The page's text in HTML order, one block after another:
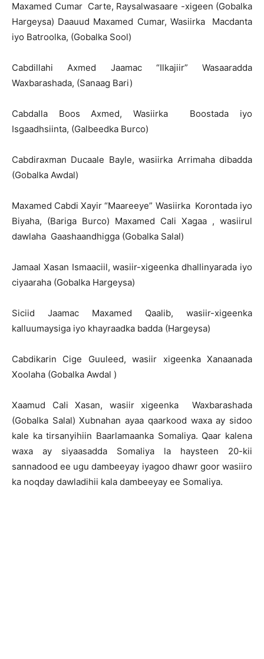
Maxamed Cumar Carte, Raysalwasaare -xigeen (Gobalka
Hargeysa) Daauud Maxamed Cumar, Wasiirka Macdanta
iyo Batroolka, (Gobalka Sool)
Cabdillahi Axmed Jaamac “Ilkajiir” Wasaaradda
Waxbarashada, (Sanaag Bari)
Cabdalla Boos Axmed, Wasiirka Boostada iyo
Isgaadhsiinta, (Galbeedka Burco)
Cabdiraxman Ducaale Bayle, wasiirka Arrimaha dibadda
(Gobalka Awdal)
Maxamed Cabdi Xayir “Maareeye” Wasiirka Korontada iyo
Biyaha, (Bariga Burco) Maxamed Cali Xagaa , wasiirul
dawlaha Gaashaandhigga (Gobalka Salal)
Jamaal Xasan Ismaaciil, wasiir-xigeenka dhallinyarada iyo
ciyaaraha (Gobalka Hargeysa)
Siciid Jaamac Maxamed Qaalib, wasiir-xigeenka
kalluumaysiga iyo khayraadka badda (Hargeysa)
Cabdikarin Cige Guuleed, wasiir xigeenka Xanaanada
Xoolaha (Gobalka Awdal )
Xaamud Cali Xasan, wasiir xigeenka Waxbarashada
(Gobalka Salal) Xubnahan ayaa qaarkood waxa ay sidoo
kale ka tirsanyihiin Baarlamaanka Somaliya. Qaar kalena
waxa ay siyaasadda Somaliya la haysteen 20-kii
sannadood ee ugu dambeeyay iyagoo dhawr goor wasiiro
ka noqday dawladihii kala dambeeyay ee Somaliya.